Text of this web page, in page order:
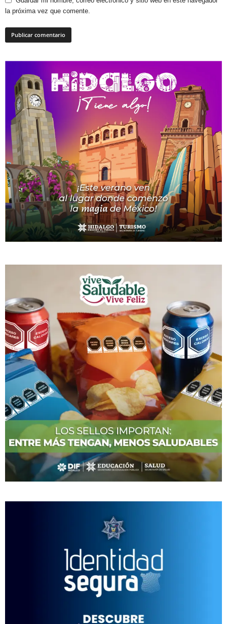
la próxima vez que comente.